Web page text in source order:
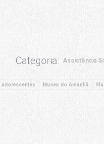
Categoria: Assistência
adolescentes Museu do Amanhã